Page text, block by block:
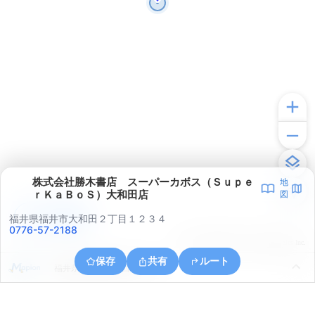
株式会社勝木書店 スーパーカボス（Ｓｕｐｅ
ｒＫａＢｏＳ）大和田店
地
図
福井県福井市大和田２丁目１２３４
0776-57-2188
保存 共有 ルート
福井県福井市高木西１丁目
アプリで見る